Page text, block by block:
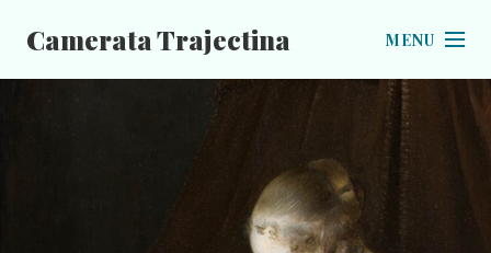
Camerata Trajectina MENU